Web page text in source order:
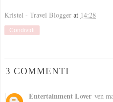
Kristel - Travel Blogger at 14:28
Condividi
3 COMMENTI
Entertainment Lover ven